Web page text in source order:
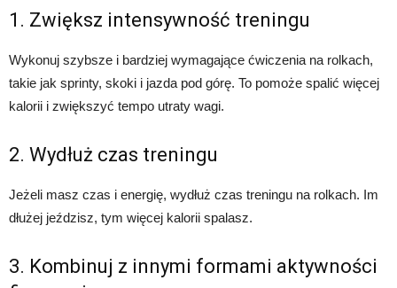
1. Zwiększ intensywność treningu
Wykonuj szybsze i bardziej wymagające ćwiczenia na rolkach,
takie jak sprinty, skoki i jazda pod górę. To pomoże spalić więcej
kalorii i zwiększyć tempo utraty wagi.
2. Wydłuż czas treningu
Jeżeli masz czas i energię, wydłuż czas treningu na rolkach. Im
dłużej jeździsz, tym więcej kalorii spalasz.
3. Kombinuj z innymi formami aktywności